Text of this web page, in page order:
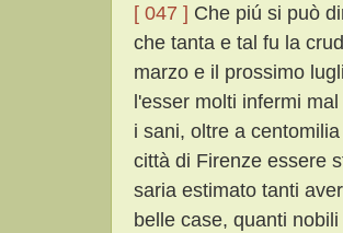
[ 047 ] Che piú si può
che tanta e tal fu la
marzo e il prossimo
l'esser molti infermi
i sani, oltre a
città di Firenze essere
saria estimato tanti
belle case, quanti